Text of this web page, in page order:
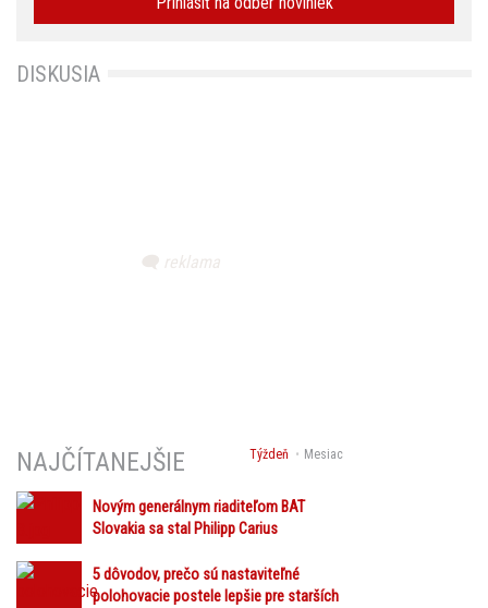
DISKUSIA
Týždeň Mesiac
NAJČÍTANEJŠIE
Novým generálnym riaditeľom BAT
Slovakia sa stal Philipp Carius
5 dôvodov, prečo sú nastaviteľné
polohovacie postele lepšie pre starších